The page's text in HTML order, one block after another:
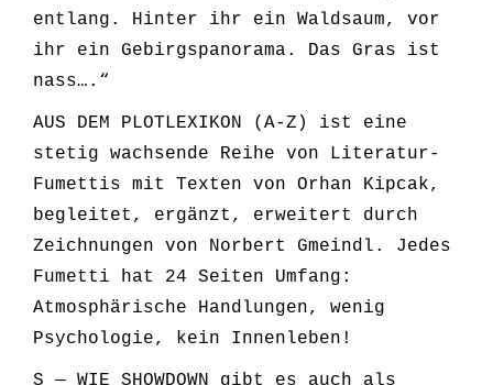
entlang. Hinter ihr ein Waldsaum, vor
ihr ein Gebirgspanorama. Das Gras ist
nass….“
AUS DEM PLOTLEXIKON (A-Z) ist eine
stetig wachsende Reihe von Literatur-
Fumettis mit Texten von Orhan Kipcak,
begleitet, ergänzt, erweitert durch
Zeichnungen von Norbert Gmeindl. Jedes
Fumetti hat 24 Seiten Umfang:
Atmosphärische Handlungen, wenig
Psychologie, kein Innenleben!
S — WIE SHOWDOWN gibt es auch als